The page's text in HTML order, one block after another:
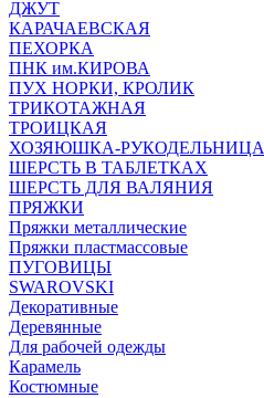
ДЖУТ
КАРАЧАЕВСКАЯ
ПЕХОРКА
ПНК им.КИРОВА
ПУХ НОРКИ, КРОЛИК
ТРИКОТАЖНАЯ
ТРОИЦКАЯ
ХОЗЯЮШКА-РУКОДЕЛЬНИЦА
ШЕРСТЬ В ТАБЛЕТКАХ
ШЕРСТЬ ДЛЯ ВАЛЯНИЯ
ПРЯЖКИ
Пряжки металлические
Пряжки пластмассовые
ПУГОВИЦЫ
SWAROVSKI
Декоративные
Деревянные
Для рабочей одежды
Карамель
Костюмные